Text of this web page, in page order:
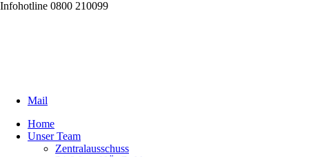
Infohotline 0800 210099
Mail
Home
Unser Team
Zentralausschuss